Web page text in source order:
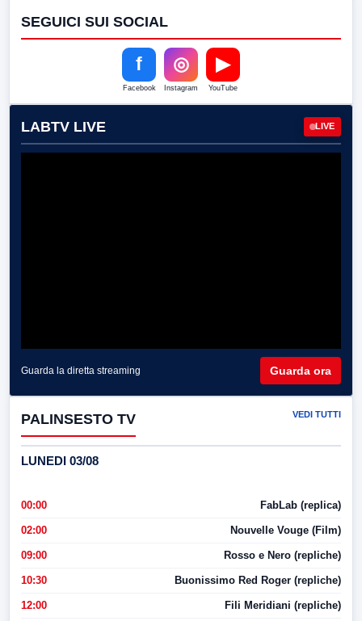
SEGUICI SUI SOCIAL
f
Facebook
◎
Instagram
▶
YouTube
LABTV LIVE LIVE
Guarda la diretta streaming Guarda ora
PALINSESTO TV VEDI TUTTI
LUNEDI 03/08
00:00 FabLab (replica)
02:00 Nouvelle Vouge (Film)
09:00 Rosso e Nero (repliche)
10:30 Buonissimo Red Roger (repliche)
12:00 Fili Meridiani (repliche)